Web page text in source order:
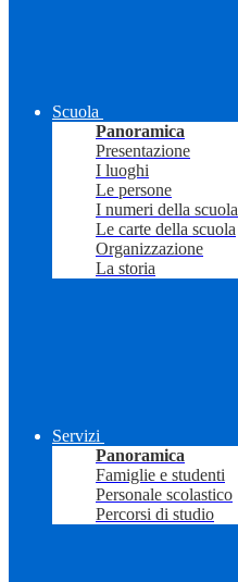
Scuola
Panoramica
Presentazione
I luoghi
Le persone
I numeri della scuola
Le carte della scuola
Organizzazione
La storia
Servizi
Panoramica
Famiglie e studenti
Personale scolastico
Percorsi di studio